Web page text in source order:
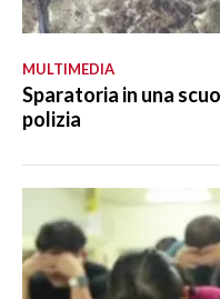
MULTIMEDIA
Sparatoria in una
polizia